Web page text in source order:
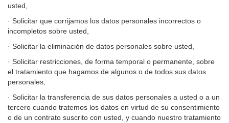
usted,
· Solicitar que corrijamos los datos personales incorrectos o
incompletos sobre usted,
· Solicitar la eliminación de datos personales sobre usted,
· Solicitar restricciones, de forma temporal o permanente, sobre
el tratamiento que hagamos de algunos o de todos sus datos
personales,
· Solicitar la transferencia de sus datos personales a usted o a un
tercero cuando tratemos los datos en virtud de su consentimiento
o de un contrato suscrito con usted, y cuando nuestro tratamiento